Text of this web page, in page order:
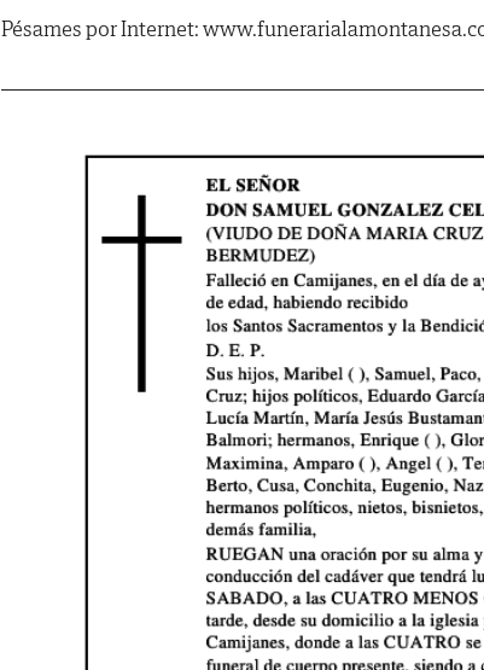
Pésames por Internet: